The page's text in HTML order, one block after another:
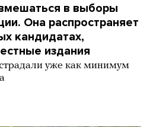
в выборы
Она распространяет
кандидатах,
издания
уже как минимум